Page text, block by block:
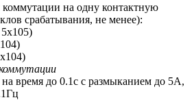
на одну контактную
срабатывания, не менее):
время до 0.1с с размыканием до 5А,